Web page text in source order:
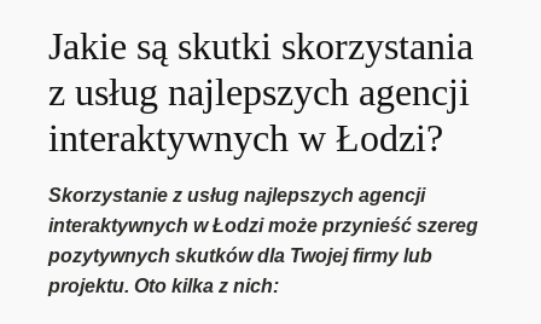
Jakie są skutki skorzystania
z usług najlepszych agencji
interaktywnych w Łodzi?
Skorzystanie z usług najlepszych agencji
interaktywnych w Łodzi może przynieść szereg
pozytywnych skutków dla Twojej firmy lub
projektu. Oto kilka z nich: